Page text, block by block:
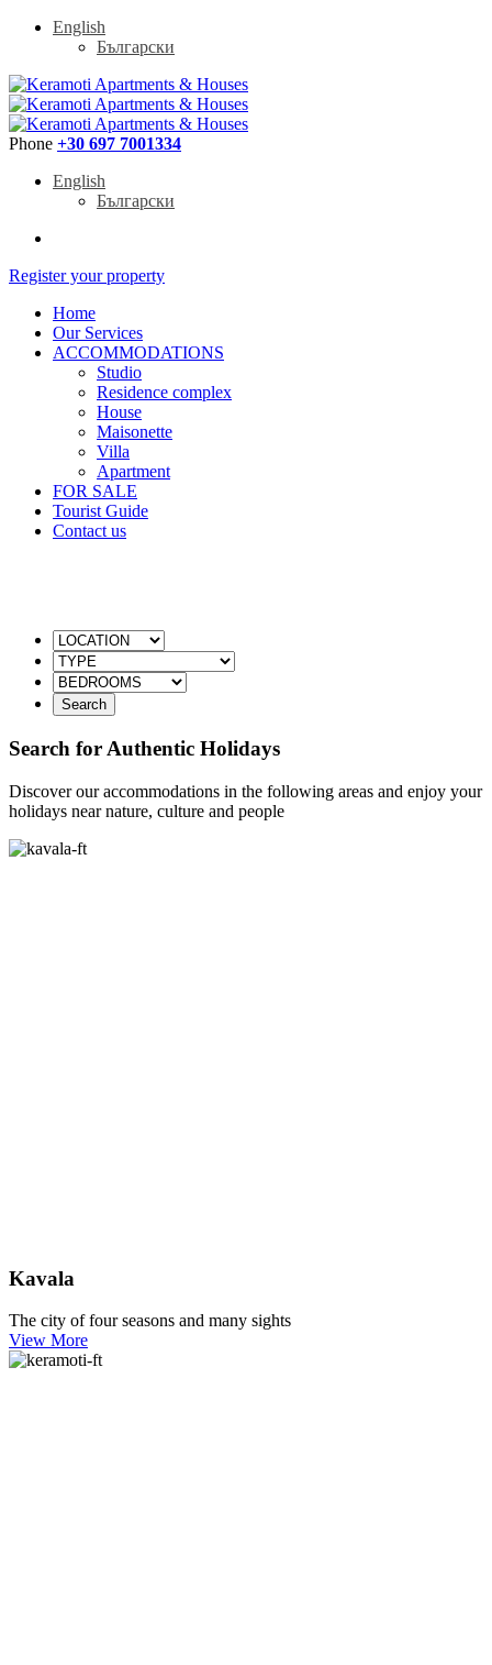
English
Български
Phone +30 697 7001334
English
Български
Register your property
Home
Our Services
ACCOMMODATIONS
Studio
Residence complex
House
Maisonette
Villa
Apartment
FOR SALE
Tourist Guide
Contact us
Search for Authentic Holidays
Discover our accommodations in the following areas and enjoy your
holidays near nature, culture and people
Kavala
The city of four seasons and many sights
View More